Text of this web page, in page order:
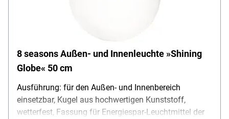
8 seasons Außen- und Innenleuchte »Shining
Globe« 50 cm
Ausführung: für den Außen- und Innenbereich
einsetzbar, Kugel aus hochwertigen Kunststoff,
wetterfest, Fassung für Energiespar-Leuchtmittel der